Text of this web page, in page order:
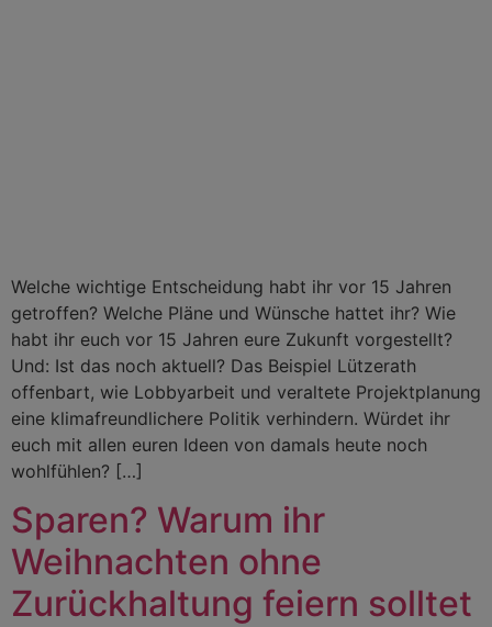
Welche wichtige Entscheidung habt ihr vor 15 Jahren
getroffen? Welche Pläne und Wünsche hattet ihr? Wie
habt ihr euch vor 15 Jahren eure Zukunft vorgestellt?
Und: Ist das noch aktuell? Das Beispiel Lützerath
offenbart, wie Lobbyarbeit und veraltete Projektplanung
eine klimafreundlichere Politik verhindern. Würdet ihr
euch mit allen euren Ideen von damals heute noch
wohlfühlen? […]
Sparen? Warum ihr
Weihnachten ohne
Zurückhaltung feiern solltet